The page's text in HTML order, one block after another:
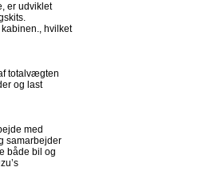
er udviklet
hvilket
totalvægten
og last
med
samarbejder
både bil og